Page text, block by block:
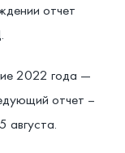
отчет
2022 года —
отчет –
августа.